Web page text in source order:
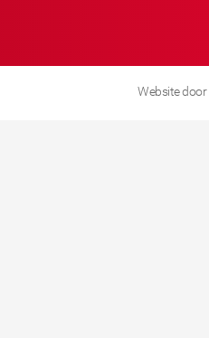
Website door